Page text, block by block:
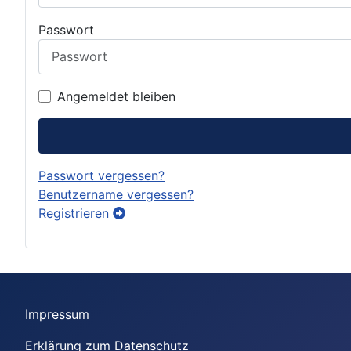
Passwort
Angemeldet bleiben
Passwort vergessen?
Benutzername vergessen?
Registrieren
Impressum
Erklärung zum Datenschutz